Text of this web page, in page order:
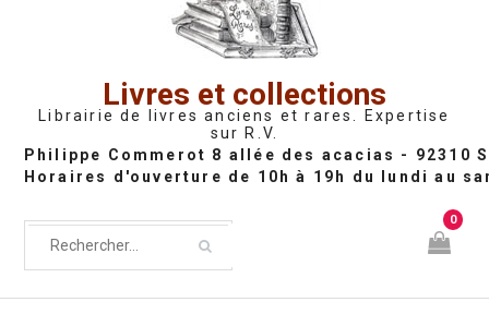
Livres et collections
Librairie de livres anciens et rares. Expertise
sur R.V.
0